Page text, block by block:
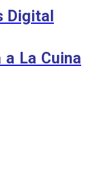
Digital
La Cuina